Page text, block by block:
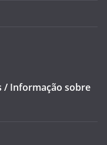
/ Informação sobre